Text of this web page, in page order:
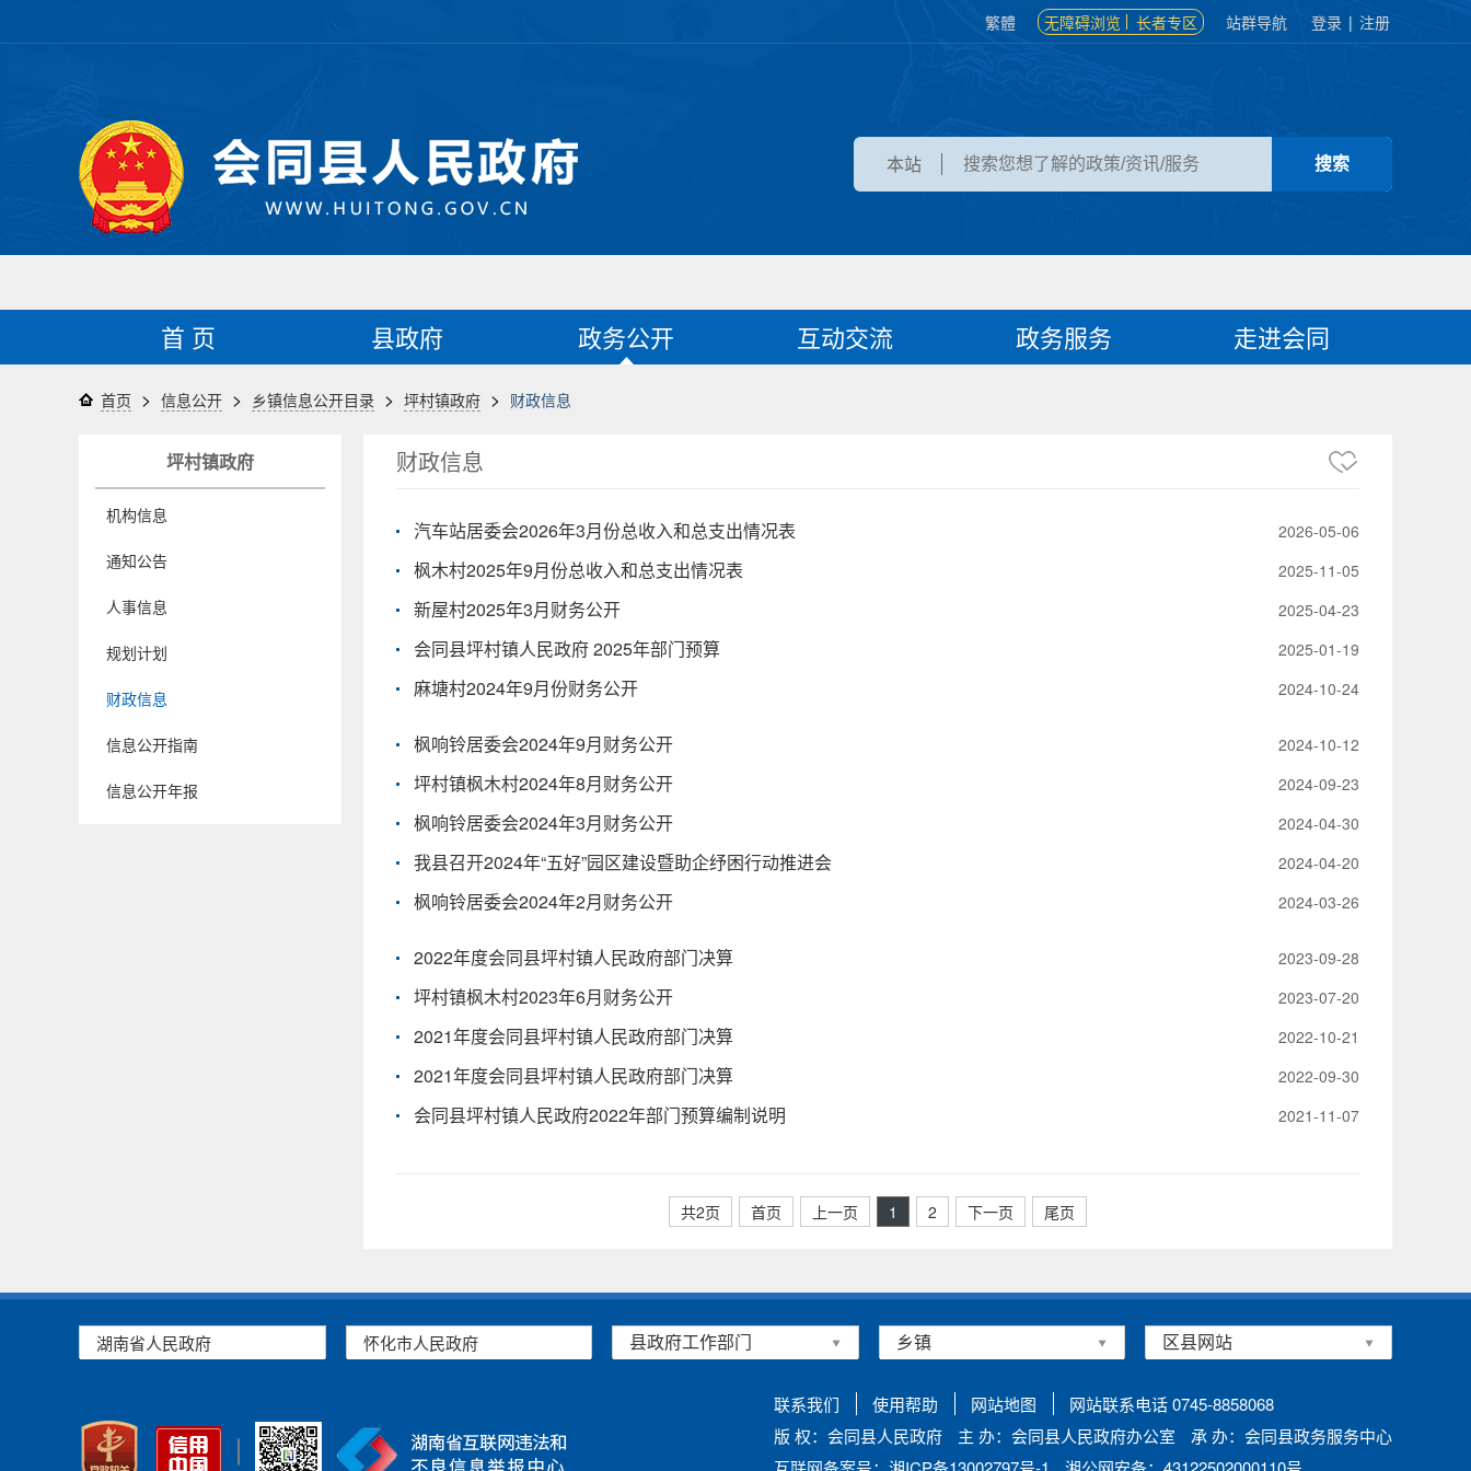
繁體 无障碍浏览 长者专区 站群导航 登录 | 注册
本站
首 页 县政府 政务公开 互动交流 政务服务 走进会同
首页 > 信息公开 > 乡镇信息公开目录 > 坪村镇政府 > 财政信息
坪村镇政府
机构信息
通知公告
人事信息
规划计划
财政信息
信息公开指南
信息公开年报
财政信息
汽车站居委会2026年3月份总收入和总支出情况表 2026-05-06
枫木村2025年9月份总收入和总支出情况表 2025-11-05
新屋村2025年3月财务公开 2025-04-23
会同县坪村镇人民政府 2025年部门预算 2025-01-19
麻塘村2024年9月份财务公开 2024-10-24
枫响铃居委会2024年9月财务公开 2024-10-12
坪村镇枫木村2024年8月财务公开 2024-09-23
枫响铃居委会2024年3月财务公开 2024-04-30
我县召开2024年“五好”园区建设暨助企纾困行动推进会 2024-04-20
枫响铃居委会2024年2月财务公开 2024-03-26
2022年度会同县坪村镇人民政府部门决算 2023-09-28
坪村镇枫木村2023年6月财务公开 2023-07-20
2021年度会同县坪村镇人民政府部门决算 2022-10-21
2021年度会同县坪村镇人民政府部门决算 2022-09-30
会同县坪村镇人民政府2022年部门预算编制说明 2021-11-07
共2页 首页 上一页 1 2 下一页 尾页
湖南省人民政府 怀化市人民政府
联系我们 使用帮助 网站地图
网站联系电话 0745-8858068
版 权：会同县人民政府
主 办：会同县人民政府办公室
承 办：会同县政务服务中心